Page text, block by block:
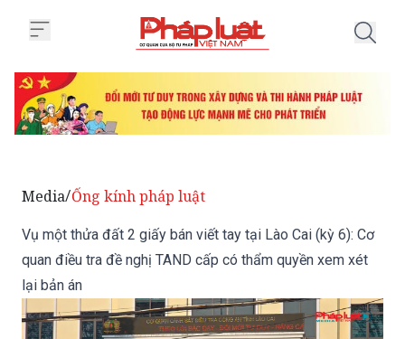
Media/Ống kính pháp luật
Vụ một thửa đất 2 giấy bán viết tay tại Lào Cai (kỳ 6): Cơ
quan điều tra đề nghị TAND cấp có thẩm quyền xem xét
lại bản án